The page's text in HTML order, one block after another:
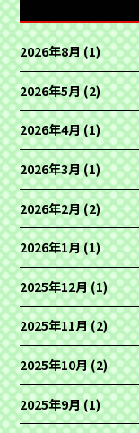
2026年8月(1)
2026年5月(2)
2026年4月(1)
2026年3月(1)
2026年2月(2)
2026年1月(1)
2025年12月(1)
2025年11月(2)
2025年10月(2)
2025年9月(1)